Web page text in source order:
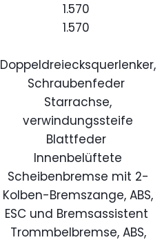
1.570
1.570
Doppeldreiecksquerlenker,
Schraubenfeder
Starrachse,
verwindungssteife
Blattfeder
Innenbelüftete
Scheibenbremse mit 2-
Kolben-Bremszange, ABS,
ESC und Bremsassistent
Trommbelbremse, ABS,